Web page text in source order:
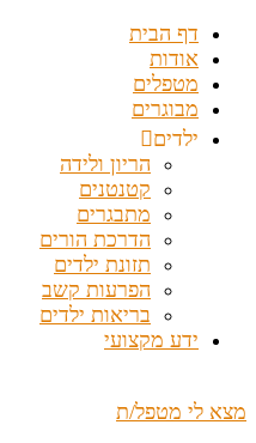
דף הבית
אודות
מטפלים
מבוגרים
ילדים
הריון ולידה
קטנטנים
מתבגרים
הדרכת הורים
תזונת ילדים
הפרעות קשב
בריאות ילדים
ידע מקצועי
מצא לי מטפל/ת